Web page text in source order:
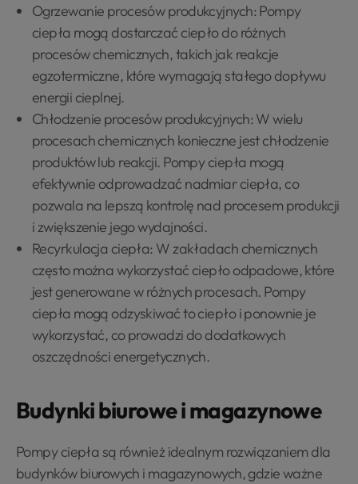
Ogrzewanie procesów produkcyjnych: Pompy
ciepła mogą dostarczać ciepło do różnych
procesów chemicznych, takich jak reakcje
egzotermiczne, które wymagają stałego dopływu
energii cieplnej.
Chłodzenie procesów produkcyjnych: W wielu
procesach chemicznych konieczne jest chłodzenie
produktów lub reakcji. Pompy ciepła mogą
efektywnie odprowadzać nadmiar ciepła, co
pozwala na lepszą kontrolę nad procesem produkcji
i zwiększenie jego wydajności.
Recyrkulacja ciepła: W zakładach chemicznych
często można wykorzystać ciepło odpadowe, które
jest generowane w różnych procesach. Pompy
ciepła mogą odzyskiwać to ciepło i ponownie je
wykorzystać, co prowadzi do dodatkowych
oszczędności energetycznych.
Budynki biurowe i magazynowe
Pompy ciepła są również idealnym rozwiązaniem dla
budynków biurowych i magazynowych, gdzie ważne